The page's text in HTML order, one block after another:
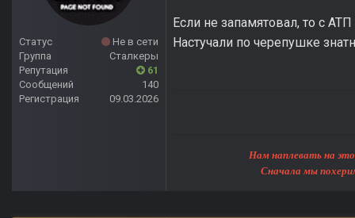
Статус
Не в сети
Группа
Сталкеры
Репутация
61
Сообщений
140
Регистрация
09.03.2026
Если не запамятовал, то с
Настучали по черепушке
Нам наплевать на этот
Сначала мы похерим